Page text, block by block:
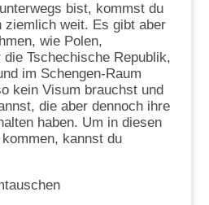
bist, kommst du
ziemlich weit. Es gibt aber
wie Polen,
Tschechische Republik,
im Schengen-Raum
kein Visum brauchst und
die aber dennoch ihre
haben. Um in diesen
kannst du